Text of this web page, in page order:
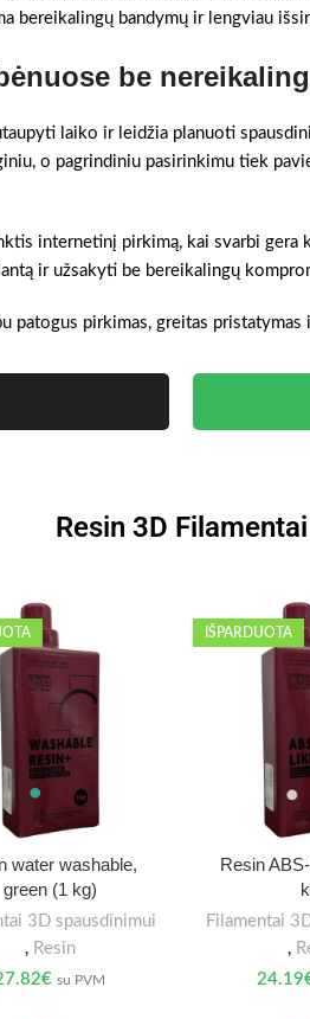
bereikalingų bandymų ir lengviau
be
laiko ir leidžia planuoti
o pagrindiniu pasirinkimu tiek
internetinį pirkimą, kai svarbi gera
ir užsakyti be bereikalingų
patogus pirkimas, greitas pristatymas
Resin 3D Filamentai
water washable,
green (1 kg)
3D spausdinimui
, Resin
€ su PVM
IŠPARDUOTA
Resin
Filamentai
,
24.19